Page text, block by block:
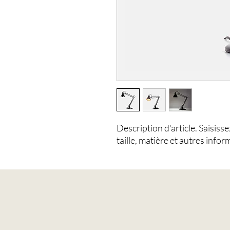
Description d'article.
taille, matière et autres